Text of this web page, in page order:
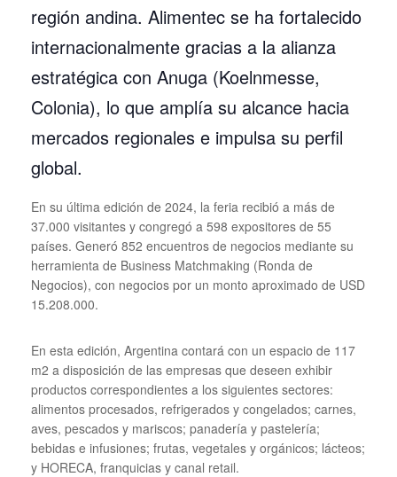
región andina. Alimentec se ha fortalecido
internacionalmente gracias a la alianza
estratégica con Anuga (Koelnmesse,
Colonia), lo que amplía su alcance hacia
mercados regionales e impulsa su perfil
global.
En su última edición de 2024, la feria recibió a más de
37.000 visitantes y congregó a 598 expositores de 55
países. Generó 852 encuentros de negocios mediante su
herramienta de Business Matchmaking (Ronda de
Negocios), con negocios por un monto aproximado de USD
15.208.000.
En esta edición, Argentina contará con un espacio de 117
m2 a disposición de las empresas que deseen exhibir
productos correspondientes a los siguientes sectores:
alimentos procesados, refrigerados y congelados; carnes,
aves, pescados y mariscos; panadería y pastelería;
bebidas e infusiones; frutas, vegetales y orgánicos; lácteos;
y HORECA, franquicias y canal retail.